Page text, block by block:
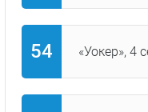
«Уокер», 4